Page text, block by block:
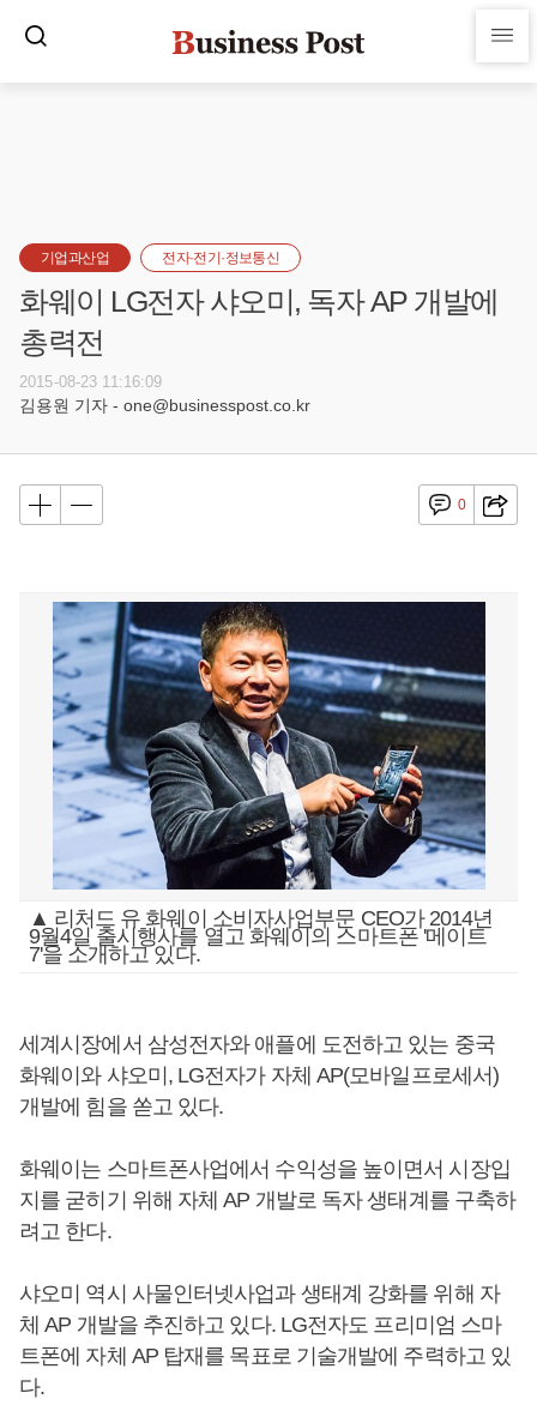
기업과산업 전자·전기·정보통신
화웨이 LG전자 샤오미, 독자 AP 개발에
총력전
2015-08-23 11:16:09
김용원 기자 - one@businesspost.co.kr
0
▲ 리처드 유 화웨이 소비자사업부문 CEO가 2014년
9월4일 출시행사를 열고 화웨이의 스마트폰 '메이트
7'을 소개하고 있다.
세계시장에서 삼성전자와 애플에 도전하고 있는 중국
화웨이와 샤오미, LG전자가 자체 AP(모바일프로세서)
개발에 힘을 쏟고 있다.
화웨이는 스마트폰사업에서 수익성을 높이면서 시장입
지를 굳히기 위해 자체 AP 개발로 독자 생태계를 구축하
려고 한다.
샤오미 역시 사물인터넷사업과 생태계 강화를 위해 자
체 AP 개발을 추진하고 있다. LG전자도 프리미엄 스마
트폰에 자체 AP 탑재를 목표로 기술개발에 주력하고 있
다.